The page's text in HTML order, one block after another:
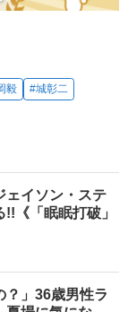
毅
#城彰二
ェイソン・ステ
《「眠眠打破」
？」36歳男性ラ